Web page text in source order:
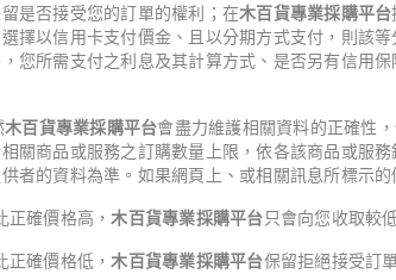
是否接受您的訂單的權利；在木百貨專業採購平台
擇以信用卡支付價金、且以分期方式支付，則該
您所需支付之利息及其計算方式、是否另有信用
木百貨專業採購平台會盡力維護相關資料的正確性
關商品或服務之訂購數量上限，依各該商品或服
者的資料為準。如果網頁上、或相關訊息所標示的
確價格高， 木百貨專業採購平台只會向您收取較
確價格低， 木百貨專業採購平台保留拒絕接受訂